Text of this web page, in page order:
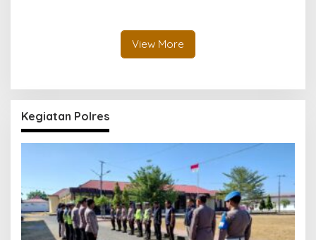
View More
Kegiatan Polres